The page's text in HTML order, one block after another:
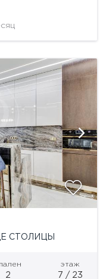
века. Парадный
СТОЛИЦЫ
2
этаж
7 / 23